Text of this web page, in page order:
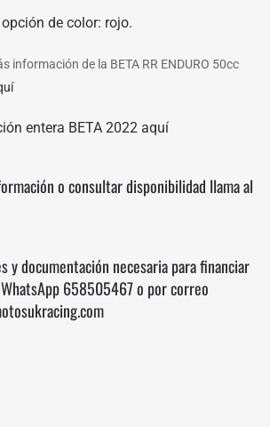
de color: rojo.
información de la BETA RR ENDURO 50cc
entera BETA 2022 aquí
o consultar disponibilidad llama al
y documentación necesaria para financiar
658505467o por correo